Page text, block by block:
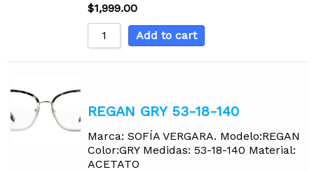
$1,999.00
Add to cart
REGAN GRY 53-18-140
Marca: SOFÍA VERGARA. Modelo:REGAN
Color:GRY Medidas: 53-18-140 Material:
ACETATO